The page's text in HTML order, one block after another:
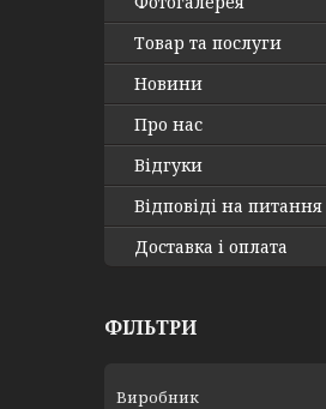
Севіла 841
Товар та послуги
Новини
Про нас
Відгуки
Відповіді на питання
Доставка і оплата
ФІЛЬТРИ
Виробник